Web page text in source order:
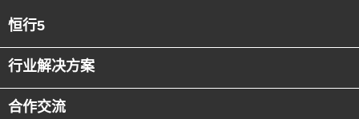
恒行5
行业解决方案
合作交流